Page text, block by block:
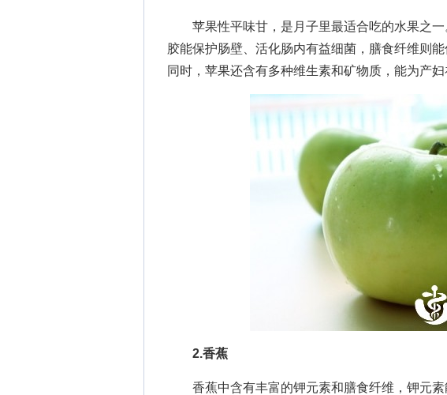
苹果性平味甘，是月子里最适合吃的水果之一
胶能保护肠壁、活化肠内有益细菌，膳食纤维则
同时，苹果还含有多种维生素和矿物质，能为产妇
2.香蕉
香蕉中含有丰富的钾元素和膳食纤维，钾元素